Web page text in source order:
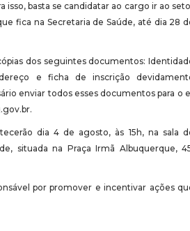
isso, basta se candidatar ao cargo ir ao
fica na Secretaria de Saúde, até dia 28
dos seguintes documentos:
e ficha de inscrição
enviar todos esses documentos para o
dia 4 de agosto, às 15h, na sala
situada na Praça Irmã Albuquerque,
por promover e incentivar ações